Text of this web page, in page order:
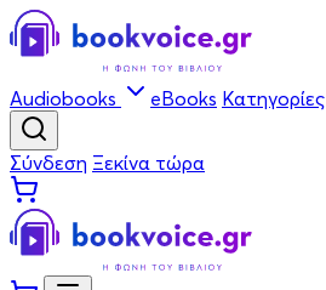
Audiobooks eBooks Κατηγορίες
Σύνδεση Ξεκίνα τώρα